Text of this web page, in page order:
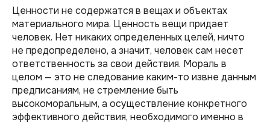
Ценности не содержатся в вещах и объектах
материального мира. Ценность вещи придает
человек. Нет никаких определенных целей, ничто
не предопределено, а значит, человек сам несет
ответственность за свои действия. Мораль в
целом — это не следование каким-то извне данным
предписаниям, не стремление быть
высокоморальным, а осуществление конкретного
эффективного действия, необходимого именно в